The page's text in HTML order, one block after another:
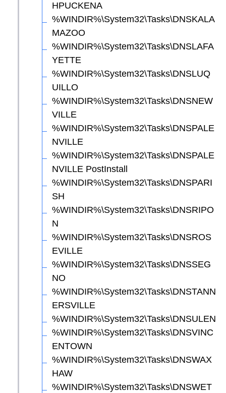
HPUCKENA
%WINDIR%\System32\Tasks\DNSKALA
MAZOO
%WINDIR%\System32\Tasks\DNSLAFA
YETTE
%WINDIR%\System32\Tasks\DNSLUQ
UILLO
%WINDIR%\System32\Tasks\DNSNEW
VILLE
%WINDIR%\System32\Tasks\DNSPALE
NVILLE
%WINDIR%\System32\Tasks\DNSPALE
NVILLE PostInstall
%WINDIR%\System32\Tasks\DNSPARI
SH
%WINDIR%\System32\Tasks\DNSRIPO
N
%WINDIR%\System32\Tasks\DNSROS
EVILLE
%WINDIR%\System32\Tasks\DNSSEG
NO
%WINDIR%\System32\Tasks\DNSTANN
ERSVILLE
%WINDIR%\System32\Tasks\DNSULEN
%WINDIR%\System32\Tasks\DNSVINC
ENTOWN
%WINDIR%\System32\Tasks\DNSWAX
HAW
%WINDIR%\System32\Tasks\DNSWET